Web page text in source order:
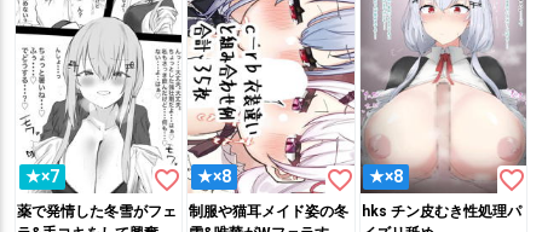
★×7 favorite_border
薬で発情した冬雪がフェ
★×8 favorite_border
制服や猫耳メイド姿の冬
★×8 favorite_border
hks チン皮むき性処理パ